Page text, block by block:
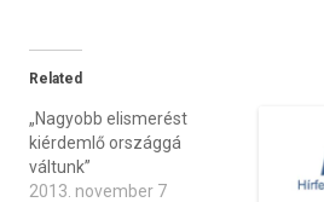
Related
„Nagyobb elismerést
kiérdemlő országgá
váltunk”
2013. november 7